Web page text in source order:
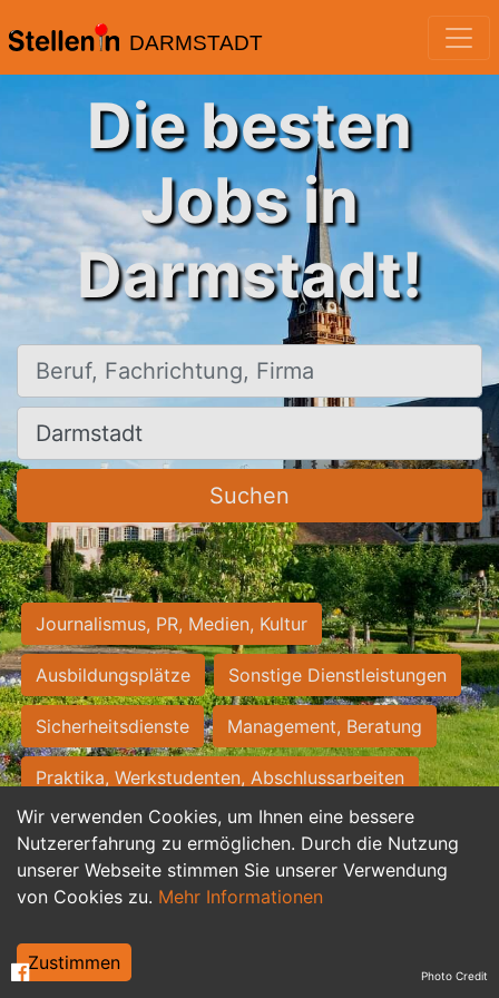
DARMSTADT
Wir verwenden Cookies, um Ihnen eine bessere
Nutzererfahrung zu ermöglichen. Durch die Nutzung
unserer Webseite stimmen Sie unserer Verwendung
von Cookies zu. Mehr Informationen
Zustimmen
Die besten
Jobs in
Darmstadt!
Beruf, Fachrichtung, Firma
Ort, Stadt
Suchen
Journalismus, PR, Medien, Kultur
Ausbildungsplätze Sonstige Dienstleistungen
Sicherheitsdienste Management, Beratung
Praktika, Werkstudenten, Abschlussarbeiten
Personalwesen Assistenz, Sekretariat
Hilfskräfte, Aushilfs- und Nebenjobs
Weiterbildung, Studium, duale Ausbildung Photo Credit